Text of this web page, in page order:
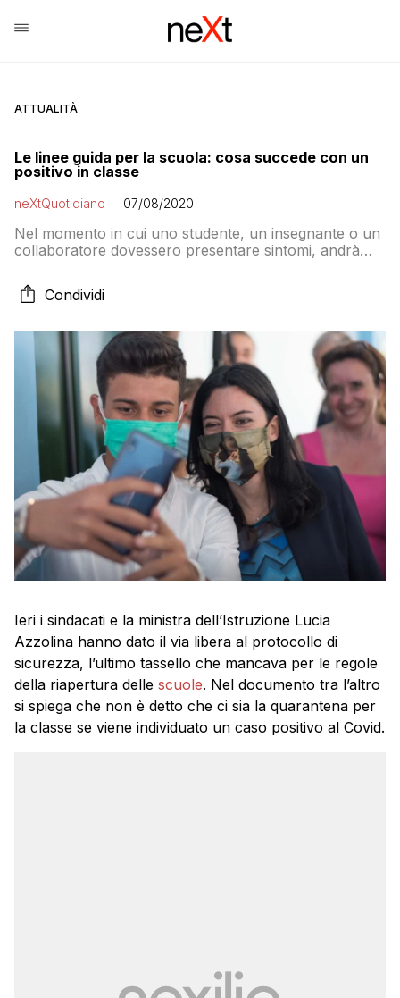
ATTUALITÀ
Le linee guida per la scuola: cosa succede con un
positivo in classe
neXtQuotidiano 07/08/2020
Nel momento in cui uno studente, un insegnante o un
collaboratore dovessero presentare sintomi, andrà
prima a casa. Dopo sarà il Dipartimento di
prevenzione territoriale della Asl competente a
riammissione a scuola
Condividi
Ieri i sindacati e la ministra dell’Istruzione Lucia
Azzolina hanno dato il via libera al protocollo di
sicurezza, l’ultimo tassello che mancava per le regole
della riapertura delle scuole. Nel documento tra l’altro
si spiega che non è detto che ci sia la quarantena per
la classe se viene individuato un caso positivo al Covid.